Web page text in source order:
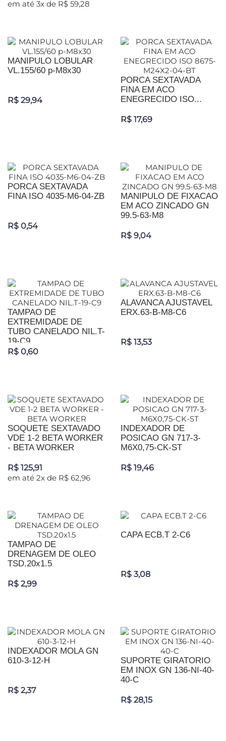
em até 3x de R$ 59,28
MANIPULO LOBULAR
VL.155/60 p-M8x30
R$ 29,94
PORCA SEXTAVADA
FINA EM ACO
ENEGRECIDO ISO...
R$ 17,69
PORCA SEXTAVADA
FINA ISO 4035-M6-04-ZB
R$ 0,54
MANIPULO DE FIXACAO
EM ACO ZINCADO GN
99.5-63-M8
R$ 9,04
TAMPAO DE
EXTREMIDADE DE
TUBO CANELADO NIL.T-
19-C9
R$ 0,60
ALAVANCA AJUSTAVEL
ERX.63-B-M8-C6
R$ 13,53
SOQUETE SEXTAVADO
VDE 1-2 BETA WORKER
- BETA WORKER
R$ 125,91
em até 2x de R$ 62,96
INDEXADOR DE
POSICAO GN 717-3-
M6X0,75-CK-ST
R$ 19,46
TAMPAO DE
DRENAGEM DE OLEO
TSD.20x1.5
R$ 2,99
CAPA ECB.T 2-C6
R$ 3,08
INDEXADOR MOLA GN
610-3-12-H
R$ 2,37
SUPORTE GIRATORIO
EM INOX GN 136-NI-40-
40-C
R$ 28,15